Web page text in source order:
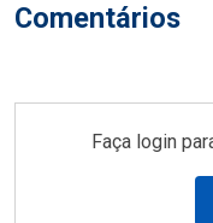
Comentários
Faça login